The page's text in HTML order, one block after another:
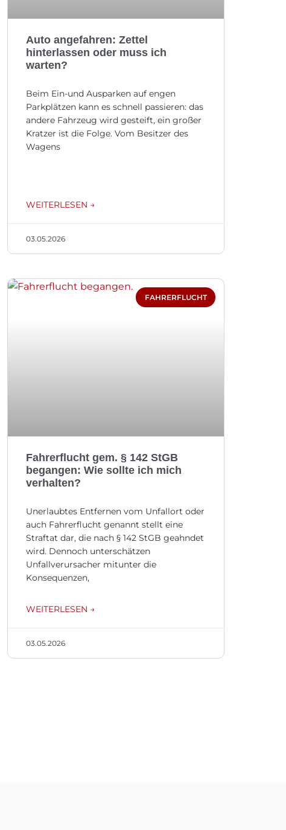
Auto angefahren: Zettel
hinterlassen oder muss ich
warten?
Beim Ein-und Ausparken auf engen
Parkplätzen kann es schnell passieren: das
andere Fahrzeug wird gesteift, ein großer
Kratzer ist die Folge. Vom Besitzer des
Wagens
WEITERLESEN →
03.05.2026
FAHRERFLUCHT
Fahrerflucht gem. § 142 StGB
begangen: Wie sollte ich mich
verhalten?
Unerlaubtes Entfernen vom Unfallort oder
auch Fahrerflucht genannt stellt eine
Straftat dar, die nach § 142 StGB geahndet
wird. Dennoch unterschätzen
Unfallverursacher mitunter die
Konsequenzen,
WEITERLESEN →
03.05.2026